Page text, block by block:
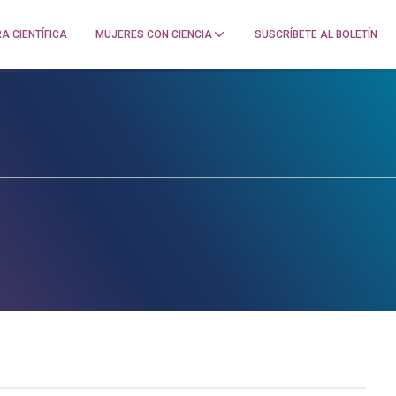
CIENTÍFICA MUJERES CON CIENCIA SUSCRÍBETE AL BOLETÍN